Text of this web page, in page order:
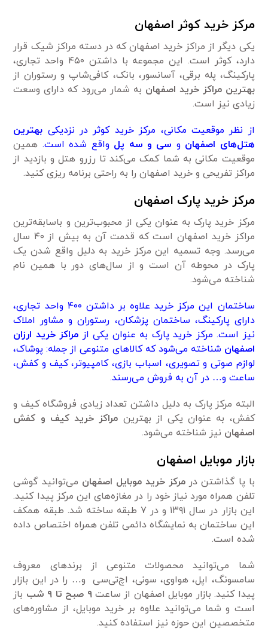
مرکز خرید کوثر اصفهان
یکی دیگر از مراکز خرید اصفهان که در دسته مراکز شیک قرار
دارد، کوثر است. این مجموعه با داشتن ۴۵۰ واحد تجاری،
پارکینگ، پله برقی، آسانسور، بانک، کافی‌شاپ و رستوران از
بهترین مراکز خرید اصفهان به شمار می‌رود که دارای وسعت
زیادی نیز است.
از نظر موقعیت مکانی، مرکز خرید کوثر در نزدیکی بهترین
هتل‌های اصفهان و سی و سه پل واقع شده است. همین
موقعیت مکانی به شما کمک می‌کند تا رزرو هتل و بازدید از
مراکز تفریحی و خرید اصفهان را به راحتی برنامه ریزی کنید.
مرکز خرید پارک اصفهان
مرکز خرید پارک به عنوان یکی از محبوب‌ترین و باسابقه‌ترین
مراکز خرید اصفهان است که قدمت آن به بیش از ۴۰ سال
می‌رسد. وجه تسمیه این مرکز خرید به دلیل واقع شدن یک
پارک در محوطه آن است و از سال‌های دور با همین نام
شناخته می‌شود.
ساختمان این مرکز خرید علاوه بر داشتن ۴۰۰ واحد تجاری،
دارای پارکینگ، ساختمان پزشکان، رستوران و مشاور املاک
نیز است. مرکز خرید پارک به عنوان یکی از مراکز خرید ارزان
اصفهان شناخته می‌شود که کالاهای متنوعی از جمله: پوشاک،
لوازم صوتی و تصویری، اسباب بازی، کامپیوتر، کیف و کفش،
ساعت و… در آن به فروش می‌رسند.
البته مرکز پارک به دلیل داشتن تعداد زیادی فروشگاه کیف و
کفش، به عنوان یکی از بهترین مراکز خرید کیف و کفش
اصفهان نیز شناخته می‌شود.
بازار موبایل اصفهان
با پا گذاشتن درمرکز خرید موبایل اصفهان می‌توانید گوشی
تلفن همراه مورد نیاز خود را در مغازه‌های این مرکز پیدا کنید.
این بازار در سال ۱۳۹۱ و در ۷ طبقه ساخته شد. طبقه همکف
این ساختمان به نمایشگاه دائمی تلفن همراه اختصاص داده
شده است.
شما می‌توانید محصولات متنوعی از برندهای معروف
سامسونگ، اپل، هواوی، سونی، اچ‌تی‌سی و… را در این بازار
پیدا کنید. بازار موبایل اصفهان از ساعت۹ صبح تا ۹ شب
باز
است و شما می‌توانید علاوه بر خرید موبایل، از مشاوره‌های
متخصصین این حوزه نیز استفاده کنید.